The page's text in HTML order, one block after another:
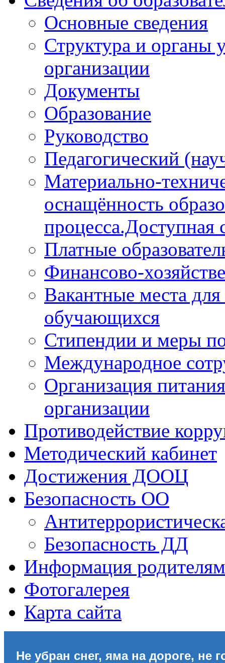
Основные сведения
Структура и органы
организации
Документы
Образование
Руководство
Педагогический
Материально-
оснащённость
процесса.Доступная
Платные
Финансово-
Вакантные места
обучающихся
Стипендии и меры
Международное
Организация
организации
Противодействие
Методический кабинет
Достижения ДООЦ
Безопасность ОО
Безопасность ДД
Информация
Фотогалерея
Карта сайта
Не убран снег, яма на дороге, не